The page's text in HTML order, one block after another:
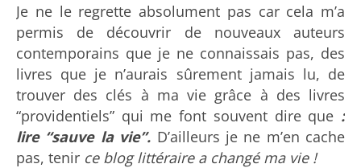
Je ne le regrette absolument pas car cela m’a
permis de découvrir de nouveaux auteurs
contemporains que je ne connaissais pas, des
livres que je n’aurais sûrement jamais lu, de
trouver des clés à ma vie grâce à des livres
“providentiels” qui me font souvent dire que :
lire “sauve la vie”. D’ailleurs je ne m’en cache
pas, tenir ce blog littéraire a changé ma vie !